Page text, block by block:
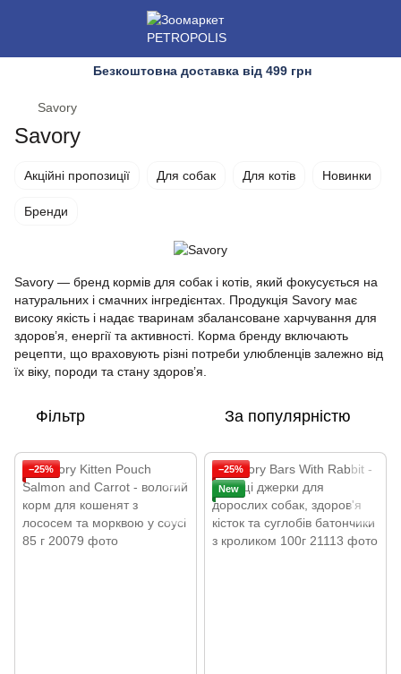
Безкоштовна доставка від 499 грн
Savory
Savory
Акційні пропозиції Для собак Для котів Новинки
Бренди
Savory — бренд кормів для собак і котів, який фокусується на
натуральних і смачних інгредієнтах. Продукція Savory має
високу якість і надає тваринам збалансоване харчування для
здоров’я, енергії та активності. Корма бренду включають
рецепти, що враховують різні потреби улюбленців залежно від
їх віку, породи та стану здоров’я.
Фільтр За популярністю
−25%
−25%
New